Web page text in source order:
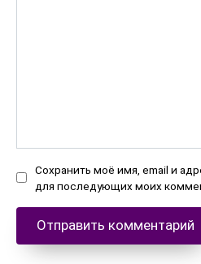
Сохранить моё имя, email и
для последующих моих